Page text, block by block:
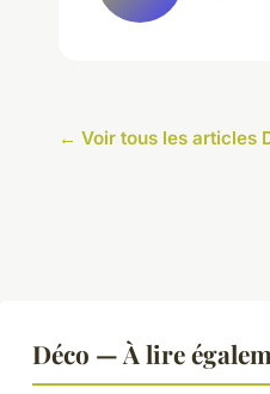
← Voir tous les articles
Déco — À lire